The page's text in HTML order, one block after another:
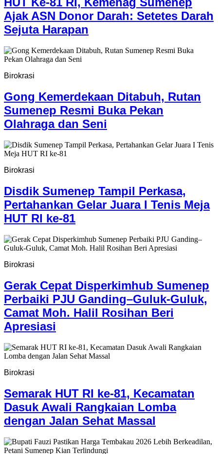
Ajak ASN Donor Darah: Setetes Darah
Sejuta Harapan
Birokrasi
Gong Kemerdekaan Ditabuh, Rutan
Sumenep Resmi Buka Pekan
Olahraga dan Seni
Birokrasi
Disdik Sumenep Tampil Perkasa,
Pertahankan Gelar Juara I Tenis Meja
HUT RI ke-81
Birokrasi
Gerak Cepat Disperkimhub Sumenep
Perbaiki PJU Ganding–Guluk-Guluk,
Camat Moh. Halil Rosihan Beri
Apresiasi
Birokrasi
Semarak HUT RI ke-81, Kecamatan
Dasuk Awali Rangkaian Lomba
dengan Jalan Sehat Massal